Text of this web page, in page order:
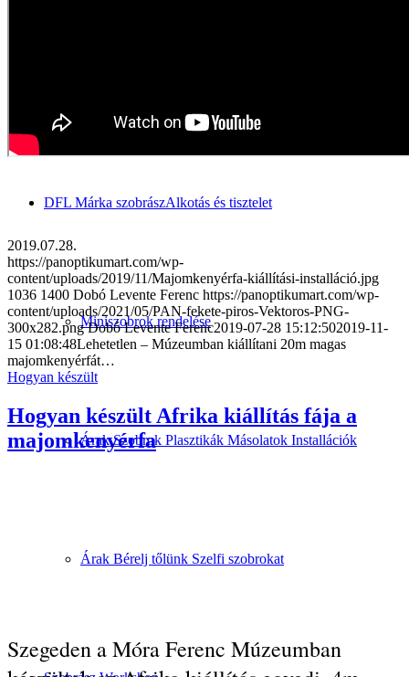
DFL Márka szobrászAlkotás és tisztelet
Miniszobrok rendelése
Árak Szobrok Plasztikák Másolatok Installációk
Árak Bérelj tőlünk Szelfi szobrokat
2019.07.28.
https://panoptikumart.com/wp-
content/uploads/2019/11/Majomkenyérfa-kiállítási-installáció.jpg
1036 1400 Dobó Levente Ferenc https://panoptikumart.com/wp-
content/uploads/2021/05/PAN-fekete-piros-Vektoros-PNG-
300x282.png Dobó Levente Ferenc2019-07-28 15:12:502019-11-
15 01:08:48Lehetetlen – Múzeumban kiállítani 20m magas
majomkenyérfát…
Hogyan készült
Hogyan készült Afrika kiállítás fája a
majomkenyérfa
Szegeden a Móra Ferenc Múzeumban